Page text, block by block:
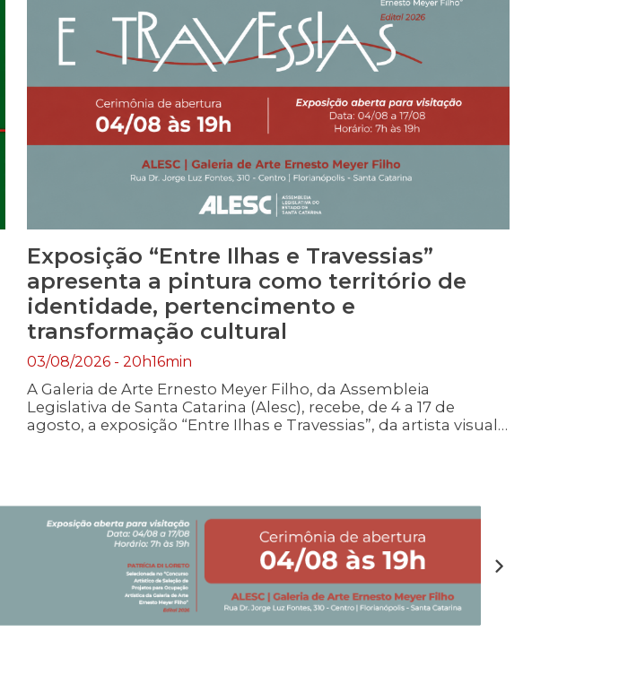
Exposição “Entre Ilhas e Travessias”
apresenta a pintura como território de
identidade, pertencimento e
transformação cultural
03/08/2026 - 20h16min
A Galeria de Arte Ernesto Meyer Filho, da Assembleia
Legislativa de Santa Catarina (Alesc), recebe, de 4 a 17 de
agosto, a exposição “Entre Ilhas e Travessias”, da artista visual